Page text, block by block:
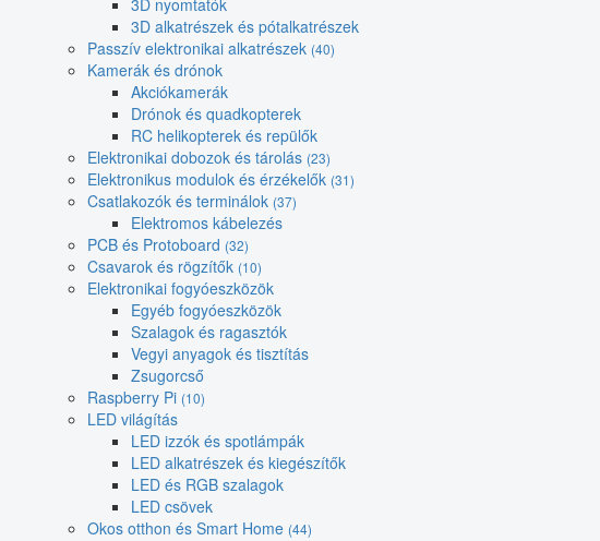
3D nyomtatók
3D alkatrészek és pótalkatrészek
Passzív elektronikai alkatrészek (40)
Kamerák és drónok
Akciókamerák
Drónok és quadkopterek
RC helikopterek és repülők
Elektronikai dobozok és tárolás (23)
Elektronikus modulok és érzékelők (31)
Csatlakozók és terminálok (37)
Elektromos kábelezés
PCB és Protoboard (32)
Csavarok és rögzítők (10)
Elektronikai fogyóeszközök
Egyéb fogyóeszközök
Szalagok és ragasztók
Vegyi anyagok és tisztítás
Zsugorcső
Raspberry Pi (10)
LED világítás
LED izzók és spotlámpák
LED alkatrészek és kiegészítők
LED és RGB szalagok
LED csövek
Okos otthon és Smart Home (44)